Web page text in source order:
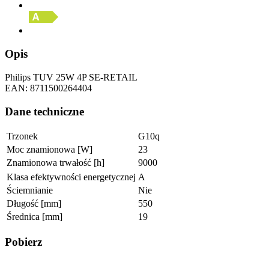
Opis
Philips TUV 25W 4P SE-RETAIL
EAN: 8711500264404
Dane techniczne
Trzonek
G10q
Moc znamionowa [W]
23
Znamionowa trwałość [h]
9000
Klasa efektywności energetycznej A
Ściemnianie
Nie
Długość [mm]
550
Średnica [mm]
19
Pobierz